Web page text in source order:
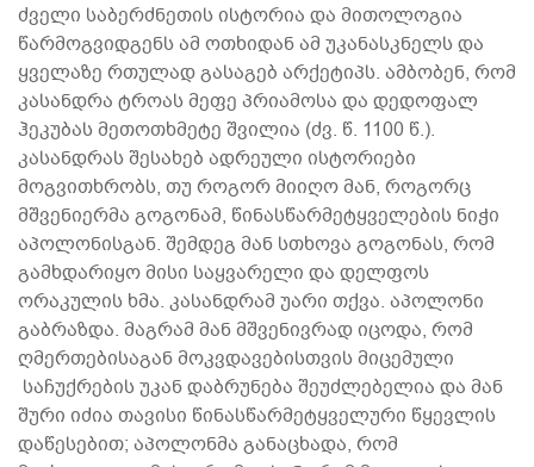
ძველი საბერძნეთის ისტორია და მითოლოგია
წარმოგვიდგენს ამ ოთხიდან ამ უკანასკნელს და
ყველაზე რთულად გასაგებ არქეტიპს. ამბობენ, რომ
კასანდრა ტროას მეფე პრიამოსა და დედოფალ
ჰეკუბას მეთოთხმეტე შვილია (ძვ. წ. 1100 წ.).
კასანდრას შესახებ ადრეული ისტორიები
მოგვითხრობს, თუ როგორ მიიღო მან, როგორც
მშვენიერმა გოგონამ, წინასწარმეტყველების ნიჭი
აპოლონისგან. შემდეგ მან სთხოვა გოგონას, რომ
გამხდარიყო მისი საყვარელი და დელფოს
ორაკულის ხმა. კასანდრამ უარი თქვა. აპოლონი
გაბრაზდა. მაგრამ მან მშვენივრად იცოდა, რომ
ღმერთებისაგან მოკვდავებისთვის მიცემული
საჩუქრების უკან დაბრუნება შეუძლებელია და მან
შური იძია თავისი წინასწარმეტყველური წყევლის
დაწესებით; აპოლონმა განაცხადა, რომ